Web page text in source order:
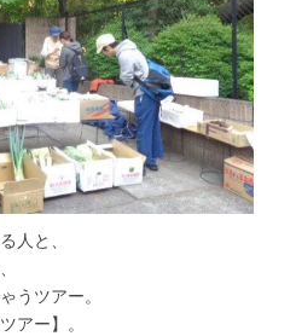
人と、
うツアー。
アー】。